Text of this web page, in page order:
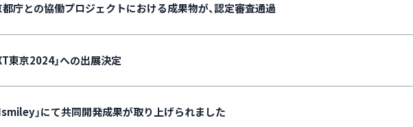
庁との協働プロジェクトにおける成果物が、認定審査通過
東京2024」への出展決定
」にて共同開発成果が取り上げられました